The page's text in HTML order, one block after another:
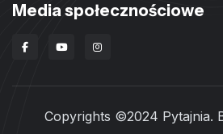
Media społecznościowe
Copyrights ©2024 Pytajnia.